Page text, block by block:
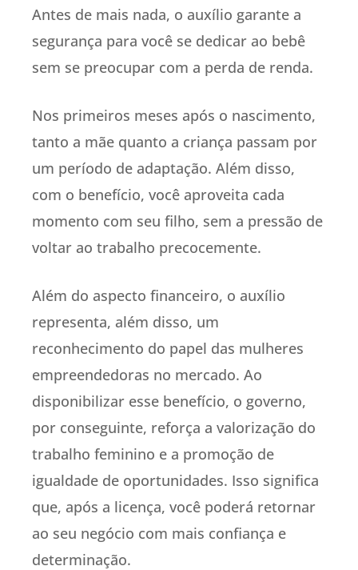
Antes de mais nada, o auxílio garante a
segurança para você se dedicar ao bebê
sem se preocupar com a perda de renda.
Nos primeiros meses após o nascimento,
tanto a mãe quanto a criança passam por
um período de adaptação. Além disso,
com o benefício, você aproveita cada
momento com seu filho, sem a pressão de
voltar ao trabalho precocemente.
Além do aspecto financeiro, o auxílio
representa, além disso, um
reconhecimento do papel das mulheres
empreendedoras no mercado. Ao
disponibilizar esse benefício, o governo,
por conseguinte, reforça a valorização do
trabalho feminino e a promoção de
igualdade de oportunidades. Isso significa
que, após a licença, você poderá retornar
ao seu negócio com mais confiança e
determinação.